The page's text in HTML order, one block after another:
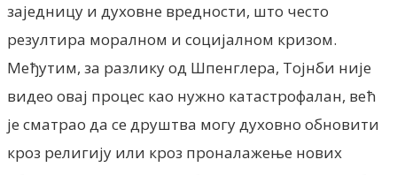
заједницу и духовне вредности, што често
резултира моралном и социјалном кризом.
Међутим, за разлику од Шпенглера, Тојнби није
видео овај процес као нужно катастрофалан, већ
је сматрао да се друштва могу духовно обновити
кроз религију или кроз проналажење нових